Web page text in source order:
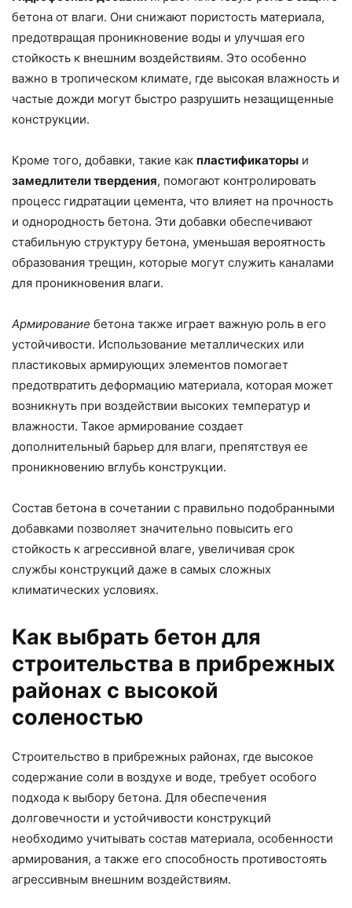
бетона от влаги. Они снижают пористость материала,
предотвращая проникновение воды и улучшая его
стойкость к внешним воздействиям. Это особенно
важно в тропическом климате, где высокая влажность и
частые дожди могут быстро разрушить незащищенные
конструкции.
Кроме того, добавки, такие как пластификаторы и
замедлители твердения, помогают контролировать
процесс гидратации цемента, что влияет на прочность
и однородность бетона. Эти добавки обеспечивают
стабильную структуру бетона, уменьшая вероятность
образования трещин, которые могут служить каналами
для проникновения влаги.
Армирование бетона также играет важную роль в его
устойчивости. Использование металлических или
пластиковых армирующих элементов помогает
предотвратить деформацию материала, которая может
возникнуть при воздействии высоких температур и
влажности. Такое армирование создает
дополнительный барьер для влаги, препятствуя ее
проникновению вглубь конструкции.
Состав бетона в сочетании с правильно подобранными
добавками позволяет значительно повысить его
стойкость к агрессивной влаге, увеличивая срок
службы конструкций даже в самых сложных
климатических условиях.
Как выбрать бетон для
строительства в прибрежных
районах с высокой
соленостью
Строительство в прибрежных районах, где высокое
содержание соли в воздухе и воде, требует особого
подхода к выбору бетона. Для обеспечения
долговечности и устойчивости конструкций
необходимо учитывать состав материала, особенности
армирования, а также его способность противостоять
агрессивным внешним воздействиям.